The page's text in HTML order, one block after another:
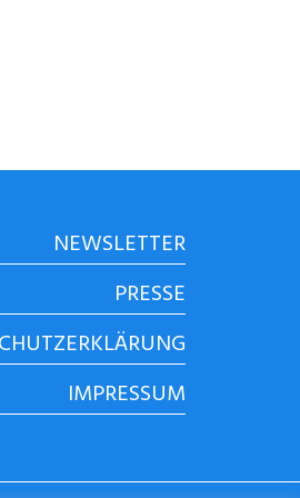
NEWSLETTER
PRESSE
IMPRESSUM